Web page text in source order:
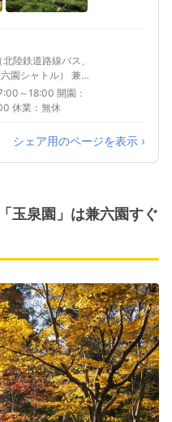
陸鉄道路線バス、
シャトル） 兼六
金沢駅か
～18:00 開園：
休業：無休
シェア用のページを表示 ›
玉泉園」は兼六園すぐ